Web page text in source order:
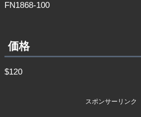
FN1868-100
価格
$120
スポンサーリンク